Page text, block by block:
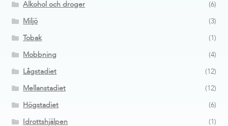
Alkohol och droger (6)
Miljö (3)
Tobak (1)
Mobbning (4)
Lågstadiet (12)
Mellanstadiet (12)
Högstadiet (6)
Idrottshjälpen (1)